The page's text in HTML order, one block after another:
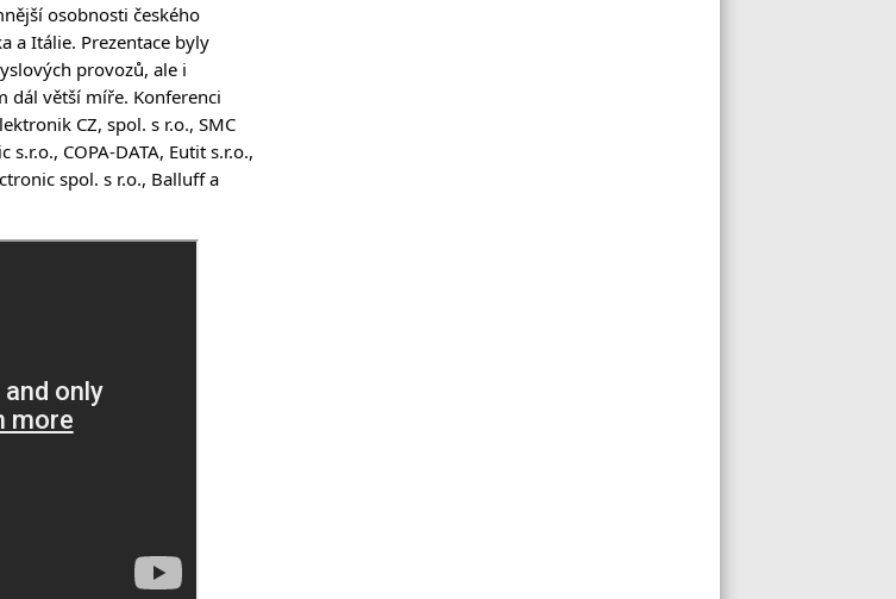
osobnosti českého
a Itálie. Prezentace byly
provozů, ale i
dál větší míře. Konferenci
CZ, spol. s r.o., SMC
COPA-DATA, Eutit s.r.o.,
spol. s r.o., Balluff a